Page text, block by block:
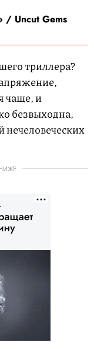
/ Uncut Gems
триллера?
чаще, и
безвыходна,
нечеловеческих